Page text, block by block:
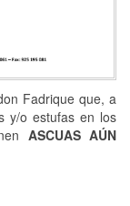
Fadrique que, a
y/o estufas en los
ASCUAS AÚN